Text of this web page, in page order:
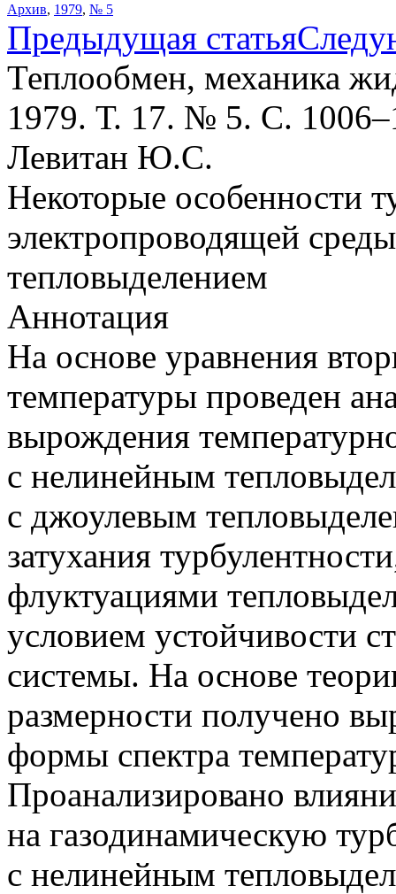
Архив, 1979, № 5
Предыдущая статья
Теплообмен, механика
1979. Т. 17. № 5. С.
Левитан Ю.С.
Некоторые особенности
электропроводящей
тепловыделением
Аннотация
На основе уравнения
температуры проведен
вырождения
с нелинейным
с джоулевым
затухания
флуктуациями
условием устойчивости
системы. На основе
размерности получено
формы спектра
Проанализировано
на газодинамическую
с нелинейным